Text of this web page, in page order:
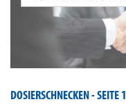
DOSIERSCHNECKEN -SEITE 1